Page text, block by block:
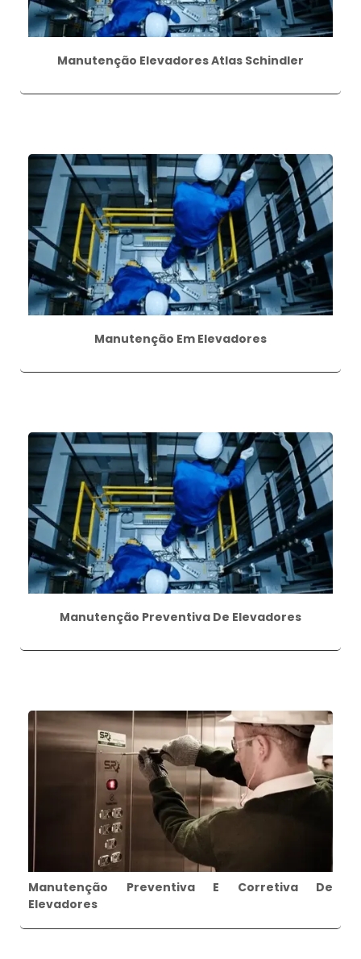
Manutenção Elevadores Atlas Schindler
Manutenção Em Elevadores
Manutenção Preventiva De Elevadores
Manutenção Preventiva E Corretiva De
Elevadores